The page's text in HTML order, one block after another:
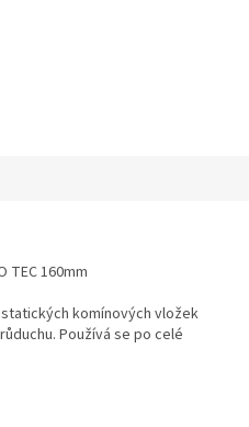
TEC 160mm
komínových vložek
Používá se po celé